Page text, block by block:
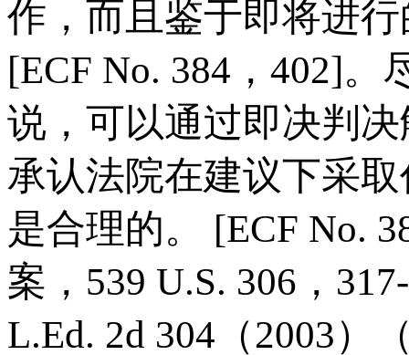
作，而且鉴于即将进
[ECF No. 384，402]。
说，可以通过即决判
承认法院在建议下采
是合理的。 [ECF No.
案，539 U.S. 306，
L.Ed. 2d 304（2003）